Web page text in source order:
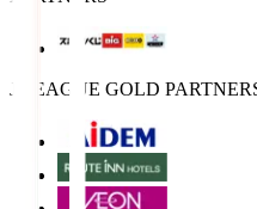
J.LEAGUE GOLD